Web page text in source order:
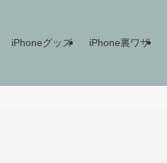
iPhoneグッズ iPhone裏ワザ